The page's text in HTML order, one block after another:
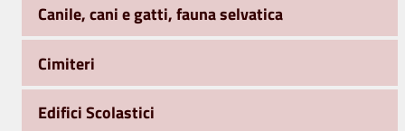
Canile, cani e gatti, fauna selvatica
Cimiteri
Edifici Scolastici